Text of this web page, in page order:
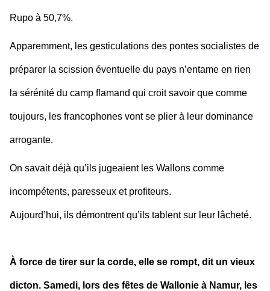
Rupo à 50,7%.
Apparemment, les gesticulations des pontes socialistes de
préparer la scission éventuelle du pays n’entame en rien
la sérénité du camp flamand qui croit savoir que comme
toujours, les francophones vont se plier à leur dominance
arrogante.
On savait déjà qu’ils jugeaient les Wallons comme
incompétents, paresseux et profiteurs.
Aujourd’hui, ils démontrent qu’ils tablent sur leur lâcheté.
À force de tirer sur la corde, elle se rompt, dit un vieux
dicton. Samedi, lors des fêtes de Wallonie à Namur, les